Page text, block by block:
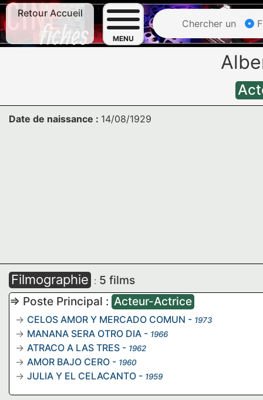
Retour Accueil
MENU
Chercher un
Date de naissance : 14/08/1929
Filmographie : 5 films
=> Poste Principal : Acteur-Actrice
CELOS AMOR Y MERCADO COMUN - 1973
MANANA SERA OTRO DIA - 1966
ATRACO A LAS TRES - 1962
AMOR BAJO CERO - 1960
JULIA Y EL CELACANTO - 1959